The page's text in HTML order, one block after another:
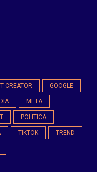
CREATOR GOOGLE
META
POLITICA
TIKTOK TREND